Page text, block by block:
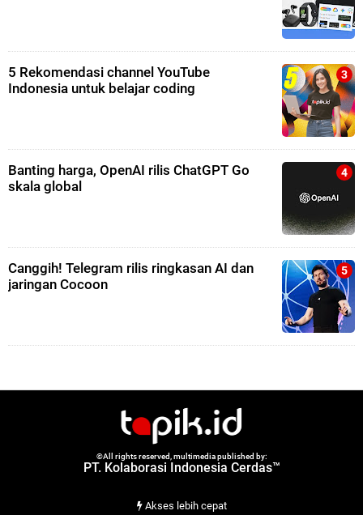
5 Rekomendasi channel YouTube
Indonesia untuk belajar coding
Banting harga, OpenAI rilis ChatGPT Go
skala global
Canggih! Telegram rilis ringkasan AI dan
jaringan Cocoon
©All rights reserved, multimedia published by:
PT. Kolaborasi Indonesia Cerdas™
Akses lebih cepat